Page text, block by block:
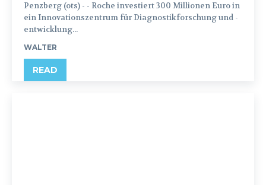
Penzberg (ots) - - Roche investiert 300 Millionen Euro in
ein Innovationszentrum für Diagnostikforschung und -
entwicklung...
WALTER
READ